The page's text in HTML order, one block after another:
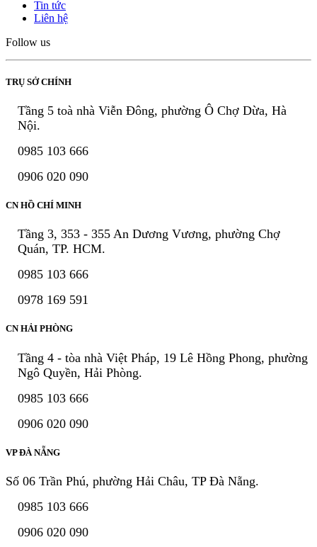
Tin tức
Liên hệ
Follow us
TRỤ SỞ CHÍNH
Tầng 5 toà nhà Viễn Đông, phường Ô Chợ Dừa, Hà
Nội.
0985 103 666
0906 020 090
CN HỒ CHÍ MINH
Tầng 3, 353 - 355 An Dương Vương, phường Chợ
Quán, TP. HCM.
0985 103 666
0978 169 591
CN HẢI PHÒNG
Tầng 4 - tòa nhà Việt Pháp, 19 Lê Hồng Phong, phường
Ngô Quyền, Hải Phòng.
0985 103 666
0906 020 090
VP ĐÀ NẴNG
Số 06 Trần Phú, phường Hải Châu, TP Đà Nẵng.
0985 103 666
0906 020 090